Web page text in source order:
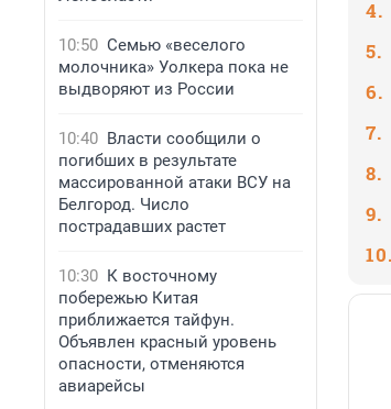
10:50 Семью «веселого
молочника» Уолкера пока не
выдворяют из России
10:40 Власти сообщили о
погибших в результате
массированной атаки ВСУ на
Белгород. Число
пострадавших растет
10:30 К восточному
побережью Китая
приближается тайфун.
Объявлен красный уровень
опасности, отменяются
авиарейсы